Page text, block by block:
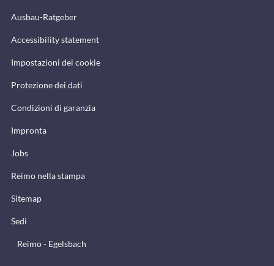
Ausbau-Ratgeber
Accessibility statement
Impostazioni dei cookie
Protezione dei dati
Condizioni di garanzia
Impronta
Jobs
Reimo nella stampa
Sitemap
Sedi
Reimo - Egelsbach